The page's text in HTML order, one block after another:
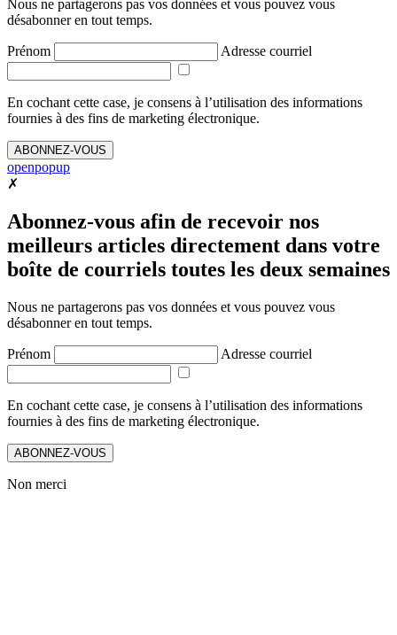
Nous ne partagerons pas vos données et vous pouvez vous
désabonner en tout temps.
Prénom Adresse courriel
En cochant cette case, je consens à l’utilisation des informations
fournies à des fins de marketing électronique.
ABONNEZ-VOUS
openpopup
✗
Abonnez-vous afin de recevoir nos
meilleurs articles directement dans votre
boîte de courriels toutes les deux semaines
Nous ne partagerons pas vos données et vous pouvez vous
désabonner en tout temps.
Prénom Adresse courriel
En cochant cette case, je consens à l’utilisation des informations
fournies à des fins de marketing électronique.
ABONNEZ-VOUS
Non merci